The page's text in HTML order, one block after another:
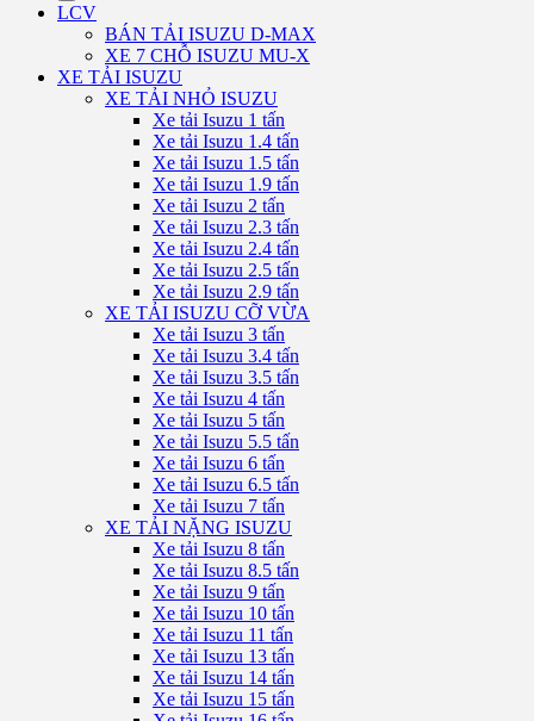
LCV
BÁN TẢI ISUZU D-MAX
XE 7 CHỖ ISUZU MU-X
XE TẢI ISUZU
XE TẢI NHỎ ISUZU
Xe tải Isuzu 1 tấn
Xe tải Isuzu 1.4 tấn
Xe tải Isuzu 1.5 tấn
Xe tải Isuzu 1.9 tấn
Xe tải Isuzu 2 tấn
Xe tải Isuzu 2.3 tấn
Xe tải Isuzu 2.4 tấn
Xe tải Isuzu 2.5 tấn
Xe tải Isuzu 2.9 tấn
XE TẢI ISUZU CỠ VỪA
Xe tải Isuzu 3 tấn
Xe tải Isuzu 3.4 tấn
Xe tải Isuzu 3.5 tấn
Xe tải Isuzu 4 tấn
Xe tải Isuzu 5 tấn
Xe tải Isuzu 5.5 tấn
Xe tải Isuzu 6 tấn
Xe tải Isuzu 6.5 tấn
Xe tải Isuzu 7 tấn
XE TẢI NẶNG ISUZU
Xe tải Isuzu 8 tấn
Xe tải Isuzu 8.5 tấn
Xe tải Isuzu 9 tấn
Xe tải Isuzu 10 tấn
Xe tải Isuzu 11 tấn
Xe tải Isuzu 13 tấn
Xe tải Isuzu 14 tấn
Xe tải Isuzu 15 tấn